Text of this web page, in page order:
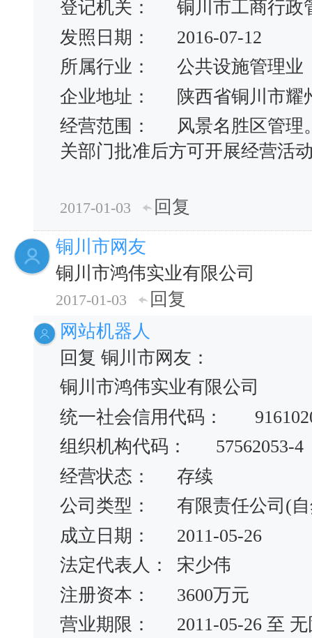
登记机关：
铜川市工商行政
发照日期：
2016-07-12
所属行业：
公共设施管理业
企业地址：
陕西省铜川市耀
经营范围：
风景名胜区管理
关部门批准后方可开展经营活
2017-01-03
回复
铜川市网友
铜川市鸿伟实业有限公司
2017-01-03
回复
网站机器人
回复 铜川市网友：
铜川市鸿伟实业有限公司
统一社会信用代码：
组织机构代码：
57562053-4
经营状态：
存续
公司类型：
有限责任公司(
成立日期：
2011-05-26
法定代表人：
宋少伟
注册资本：
3600万元
营业期限：
2011-05-26 至